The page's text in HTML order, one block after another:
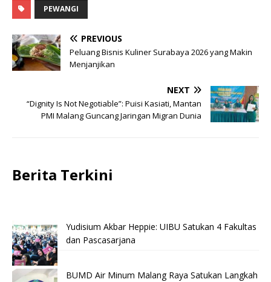
PEWANGI
PREVIOUS
Peluang Bisnis Kuliner Surabaya 2026 yang Makin
Menjanjikan
NEXT
“Dignity Is Not Negotiable”: Puisi Kasiati, Mantan
PMI Malang Guncang Jaringan Migran Dunia
Berita Terkini
Yudisium Akbar Heppie: UIBU Satukan 4 Fakultas
dan Pascasarjana
BUMD Air Minum Malang Raya Satukan Langkah